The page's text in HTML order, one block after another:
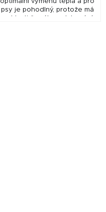
psy je pohodlný, protože má
v oblasti čumáku polstrování.